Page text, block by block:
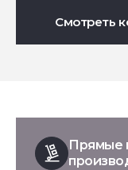
Смотреть
Прямые